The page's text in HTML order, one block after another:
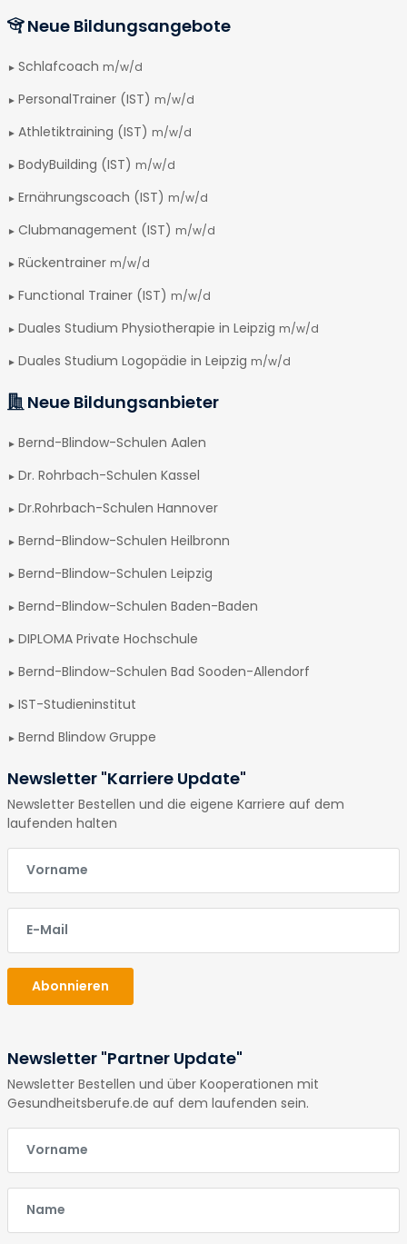
Neue Bildungsangebote
Schlafcoach m/w/d
PersonalTrainer (IST) m/w/d
Athletiktraining (IST) m/w/d
BodyBuilding (IST) m/w/d
Ernährungscoach (IST) m/w/d
Clubmanagement (IST) m/w/d
Rückentrainer m/w/d
Functional Trainer (IST) m/w/d
Duales Studium Physiotherapie in Leipzig m/w/d
Duales Studium Logopädie in Leipzig m/w/d
Neue Bildungsanbieter
Bernd-Blindow-Schulen Aalen
Dr. Rohrbach-Schulen Kassel
Dr.Rohrbach-Schulen Hannover
Bernd-Blindow-Schulen Heilbronn
Bernd-Blindow-Schulen Leipzig
Bernd-Blindow-Schulen Baden-Baden
DIPLOMA Private Hochschule
Bernd-Blindow-Schulen Bad Sooden-Allendorf
IST-Studieninstitut
Bernd Blindow Gruppe
Newsletter "Karriere Update"
Newsletter Bestellen und die eigene Karriere auf dem
laufenden halten
E-Mail
E-Mail
Abonnieren
Newsletter "Partner Update"
Newsletter Bestellen und über Kooperationen mit
Gesundheitsberufe.de auf dem laufenden sein.
E-Mail
E-Mail